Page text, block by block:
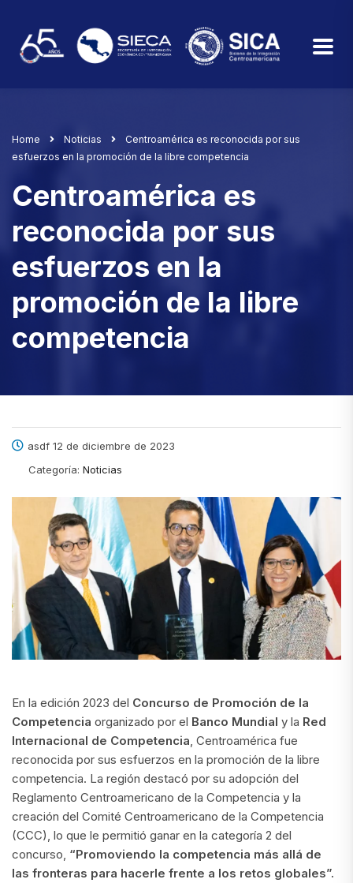
Home Noticias
Centroamérica es reconocida por sus
esfuerzos en la promoción de la libre competencia
Centroamérica es
reconocida por sus
esfuerzos en la
promoción de la libre
competencia
asdf 12 de diciembre de 2023
Categoría: Noticias
En la edición 2023 del Concurso de Promoción de la
Competencia organizado por el Banco Mundial y la Red
Internacional de Competencia , Centroamérica fue
reconocida por sus esfuerzos en la promoción de la libre
competencia. La región destacó por su adopción del
Reglamento Centroamericano de la Competencia y la
creación del Comité Centroamericano de la Competencia
(CCC), lo que le permitió ganar en la categoría 2 del
concurso, “Promoviendo la competencia más allá de
las fronteras para hacerle frente a los retos globales”.